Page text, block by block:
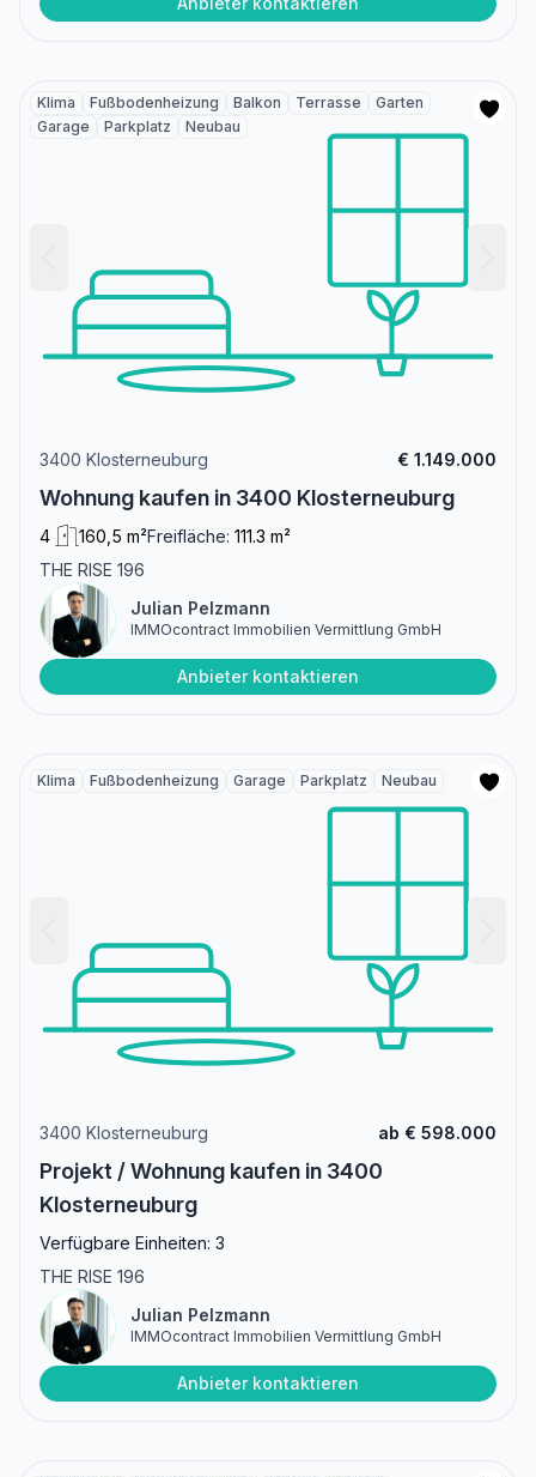
Klima Fußbodenheizung Balkon Terrasse
Garten
Garage
Parkplatz Neubau
3400 Klosterneuburg € 1.149.000
Wohnung kaufen in 3400 Klosterneuburg
4 160,5 m²Freifläche: 111.3 m²
THE RISE 196
Julian Pelzmann
IMMOcontract Immobilien Vermittlung GmbH
Anbieter kontaktieren
Klima Fußbodenheizung Garage Parkplatz Neubau
3400 Klosterneuburg ab € 598.000
Projekt / Wohnung kaufen in 3400
Klosterneuburg
Verfügbare Einheiten: 3
THE RISE 196
Julian Pelzmann
IMMOcontract Immobilien Vermittlung GmbH
Anbieter kontaktieren